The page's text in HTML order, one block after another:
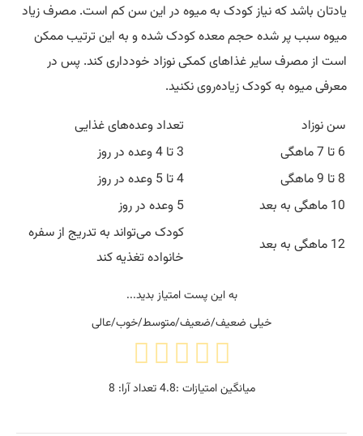
یادتان باشد که نیاز کودک به میوه در این سن کم است. مصرف زیاد
میوه سبب پر شده حجم معده کودک شده و به این ترتیب ممکن
است از مصرف سایر غذاهای کمکی نوزاد خودداری کند. پس در
معرفی میوه به کودک زیاده‌روی نکنید.
سن نوزاد
تعداد وعده‌های غذایی
6 تا 7 ماهگی
3 تا 4 وعده در روز
8 تا 9 ماهگی
4 تا 5 وعده در روز
10 ماهگی به بعد
5 وعده در روز
12 ماهگی به بعد
کودک می‌تواند به تدریج از سفره
خانواده تغذیه کند
به این پست امتیاز بدید...
خیلی ضعیف/ضعیف/متوسط/خوب/عالی
میانگین امتیازات :4.8تعداد آرا: 8